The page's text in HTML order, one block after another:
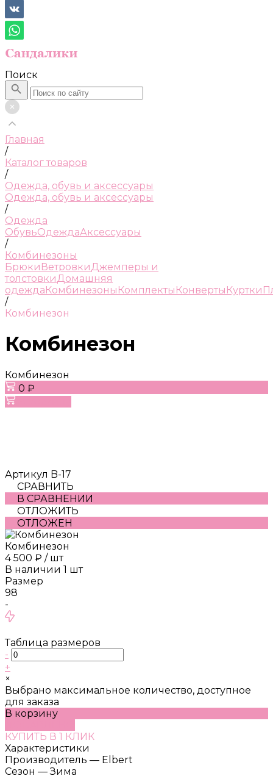
Поиск
Главная
/
Каталог товаров
/
Одежда, обувь и аксессуары
Одежда, обувь и аксессуары
/
Одежда
ОбувьОдеждаАксессуары
/
Комбинезоны
Брюки ВетровкиДжемперы и
толстовкиДомашняя
одеждаКомбинезоны Комплекты Конверты Куртки
/
Комбинезон
Комбинезон
Комбинезон
0 ₽
Артикул B-17
СРАВНИТЬ
В СРАВНЕНИИ
ОТЛОЖИТЬ
ОТЛОЖЕН
Комбинезон
4 500 ₽ / шт
В наличии 1 шт
Размер
98
-
Таблица размеров
-
+
×
Выбрано максимальное количество, доступное
для заказа
В корзину
КУПИТЬ В 1 КЛИК
Характеристики
Производитель — Elbert
Сезон — Зима